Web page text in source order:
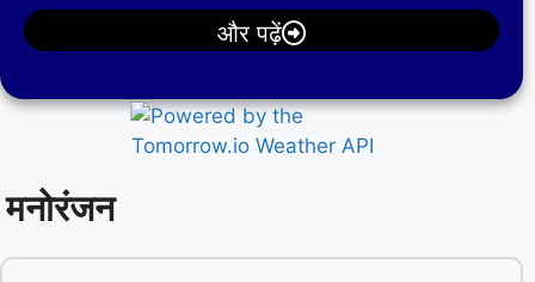
और पढ़ें
मनोरंजन